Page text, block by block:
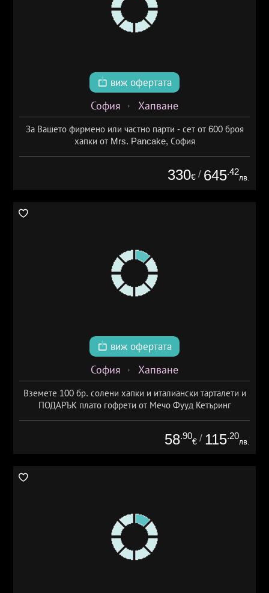
виж офертата
София Хапване
За Вашето фирмено или частно парти - сет от 600 броя
хапки от Mrs. Pancake, София
330€ / 645.42
лв.
виж офертата
София Хапване
Вземете 100 бр. солени хапки и италиански тарталети и
ПОДАРЪК плато гофрети от Мечо Фууд Кетъринг
58.90
€ / 115.20
лв.